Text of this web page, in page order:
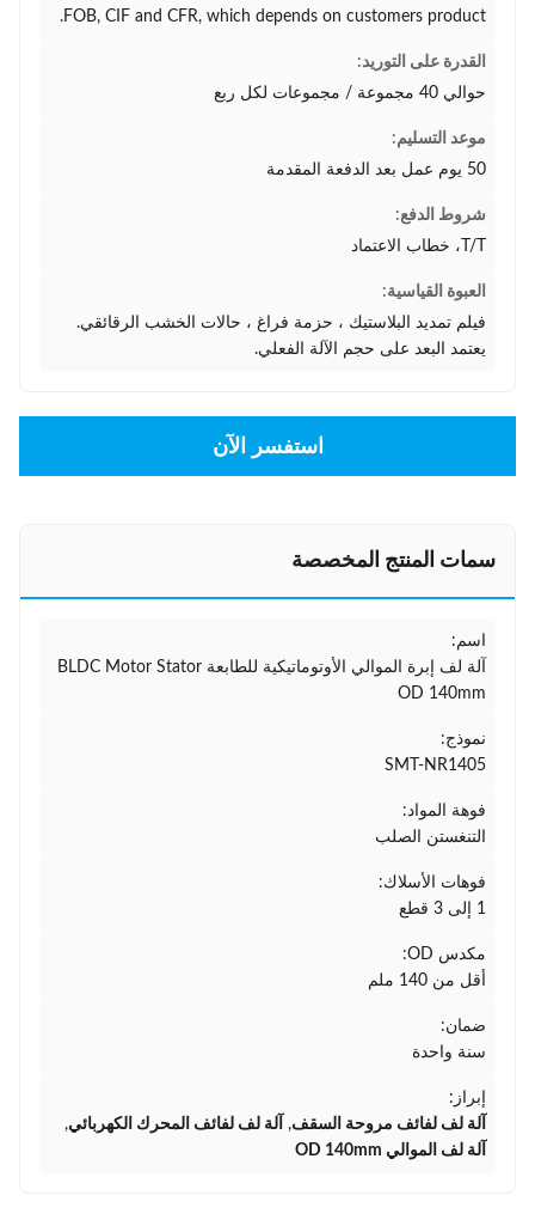
FOB, CIF and CFR, which depends on customers product.
القدرة على التوريد:
حوالي 40 مجموعة / مجموعات لكل ربع
موعد التسليم:
50 يوم عمل بعد الدفعة المقدمة
شروط الدفع:
T/T، خطاب الاعتماد
العبوة القياسية:
فيلم تمديد البلاستيك ، حزمة فراغ ، حالات الخشب الرقائقي.
يعتمد البعد على حجم الآلة الفعلي.
استفسر الآن
سمات المنتج المخصصة
اسم:
آلة لف إبرة الموالي الأوتوماتيكية للطابعة BLDC Motor Stator
OD 140mm
نموذج:
SMT-NR1405
فوهة المواد:
التنغستن الصلب
فوهات الأسلاك:
1 إلى 3 قطع
مكدس OD:
أقل من 140 ملم
ضمان:
سنة واحدة
إبراز:
آلة لف لفائف مروحة السقف, آلة لف لفائف المحرك الكهربائي,
آلة لف الموالي OD 140mm